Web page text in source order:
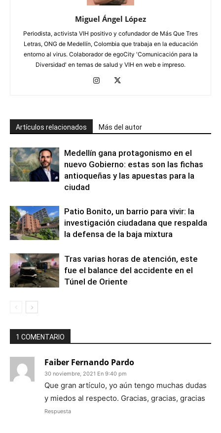
Miguel Ángel López
Periodista, activista VIH positivo y cofundador de Más Que Tres
Letras, ONG de Medellín, Colombia que trabaja en la educación
entorno al virus. Colaborador de egoCity 'Comunicación para la
Diversidad' en temas de salud y VIH en web e impreso.
Artículos relacionados Más del autor
Medellín gana protagonismo en el
nuevo Gobierno: estas son las fichas
antioqueñas y las apuestas para la
ciudad
Patio Bonito, un barrio para vivir: la
investigación ciudadana que respalda
la defensa de la baja mixtura
Tras varias horas de atención, este
fue el balance del accidente en el
Túnel de Oriente
1 COMENTARIO
Faiber Fernando Pardo
30 noviembre, 2021 En 9:40 pm
Que gran artículo, yo aún tengo muchas dudas
y miedos al respecto. Gracias, gracias, gracias
Respuesta